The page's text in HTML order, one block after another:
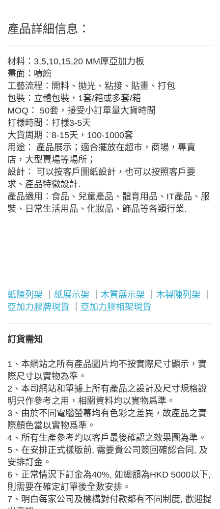
產品詳細信息：
材料：3,5,10,15,20 MM厚亞加力板
畫面：噴繪
工藝流程：開料、拋光、粘接、貼畫、打包
包裝：立體包裝，1套/箱或多套/箱
MOQ： 50套，接受小訂單量大貨時間
打樣時間：打樣3-5天
大貨周期：8-15天，100-1000套
用途： 產品展示；適合擺放在超市，商場，專賣
店，大型賣場等場所；
設計： 可以按客戶圖紙設計，也可以按照客戶要
求、產品特徵設計.
產品適用：食品、兒童產品、體育用品、IT產品、服
裝、日常生活用品、化妝品、飾品等各類行業.
紙陳列架 紙展示架 木質展示架 木製陳列架
亞加力膠牌現貨
亞加力膠相架現貨
訂貨需知
1、本網站之所有產品圖片均不按實際尺寸顯示，實
際尺寸以實物為準。
2、本司網站和單據上所有產品之設計及尺寸規格說
明只作參考之用，相關資料均以實物爲準。
3、由於不同電腦螢幕均有色彩之差異，故產品之實
際顏色當以實物爲準。
4、所有生產參考均以客戶最後確認之效果圖為準。
5、在安排正式樣版前, 需要貴公司簽回確認合同, 及
安排訂金。
6、正常情況下訂金為40%, 如總額為HKD 5000以下,
則需要在確定訂單後全數安排。
7、明白每家公司及機構對付款都有不同制度, 歡迎提